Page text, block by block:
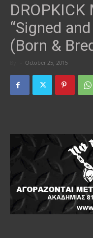
DROPKICK
“Signed
(Born &
October 25, 2015